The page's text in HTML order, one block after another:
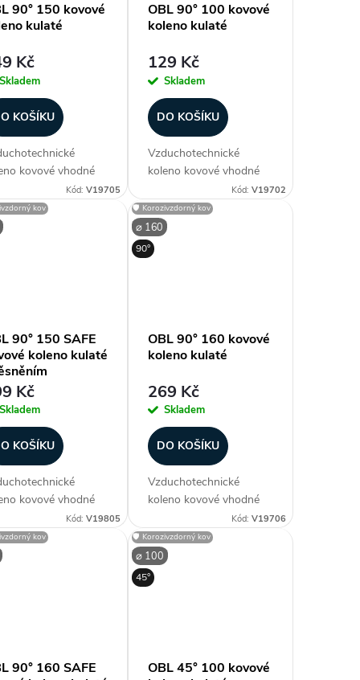
90° 150 kovové
kulaté
Kč
Skladem
KOŠÍKU
kovové vhodné
spiro potrubí, obvykle
200
lisované, vyšší
segmentové.
z
Kód:V19705
OBL 90° 100 kovové
koleno kulaté
129 Kč
Skladem
DO KOŠÍKU
Vzduchotechnické
koleno kovové vhodné
ke spiro potrubí, obvykle
do rozměru 200
provedení lisované, vyšší
průměry segmentové.
Vyrobeno z
Kód: V19702
kov
90° 150 SAFE
koleno kulaté
Kč
Skladem
KOŠÍKU
kovové vhodné
spiro potrubí, obvykle
200
lisované, vyšší
segmentové.
z
Kód:V19805
⌀ 160
🛡️ Korozivzdorný kov
90°
OBL 90° 160 kovové
koleno kulaté
269 Kč
Skladem
DO KOŠÍKU
Vzduchotechnické
koleno kovové vhodné
ke spiro potrubí, obvykle
do rozměru 200
provedení lisované, vyšší
průměry segmentové.
Vyrobeno z
Kód: V19706
kov
90° 160 SAFE
⌀ 100
🛡️ Korozivzdorný kov
45°
OBL 45° 100 kovové